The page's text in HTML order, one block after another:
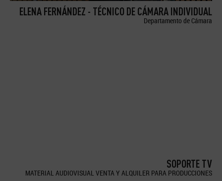
ELENA FERNÁNDEZ - TÉCNICO DE CÁMARA INDIVIDUAL
Departamento de Cámara
SOPORTE TV
MATERIAL AUDIOVISUAL VENTA Y ALQUILER PARA PRODUCCIONES